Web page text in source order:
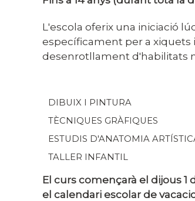
L'escola oferix una iniciació
específicament per a xiquets
desenrotllament d'habilitats
DIBUIX I PINTURA
TÈCNIQUES GRÀFIQUES
ESTUDIS D'ANATOMIA
TALLER INFANTIL
El curs començarà el dijous 1
el calendari escolar de